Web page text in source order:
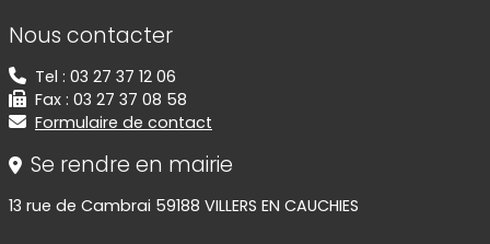
Informations de contact
Nous contacter
Tel : 03 27 37 12 06
Fax : 03 27 37 08 58
Formulaire de contact
Se rendre en mairie
13 rue de Cambrai 59188 VILLERS EN CAUCHIES